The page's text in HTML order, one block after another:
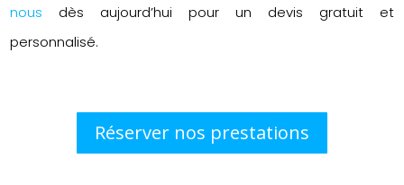
nous dès aujourd’hui pour un devis gratuit et
personnalisé.
Réserver nos prestations